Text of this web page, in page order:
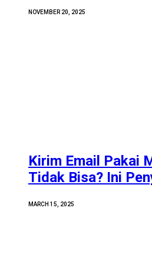
NOVEMBER 20, 2025
Kirim Email Pakai
Tidak Bisa? Ini
MARCH 15, 2025